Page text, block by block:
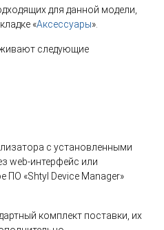
для данной модели,
«Аксессуары».
следующие
с установленными
web-интерфейс или
ПО «Shtyl Device Manager»
комплект поставки, их